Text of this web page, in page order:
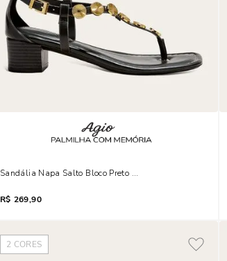
Sandália Napa Salto Bloco Preto Tachas
R$ 269,90
2 CORES